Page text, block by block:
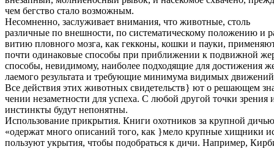
чем бегство стало возможным.
Несомненно, заслуживает внимания, что животные, столь
различные по внешности, по систематическому положению и
витию пловного мозга, как гекконы, кошки и пауки,
почти одинаковые способы при приближении к подвижной
способы, невидимому, наиболее подходящие для достижения
лаемого результата и требующие минимума видимых
Все действия этих животных свидетельств} ют о решающем
чении незаметности для успеха. С любой другой точки зрения
инстинкты будут непонятны.
Использование прикрытия. Книги охотников за крупной дичью
«одержат много описаний того, как }мело крупные хищники
пользуют укрытия, чтобы подобраться к дичи. Например,